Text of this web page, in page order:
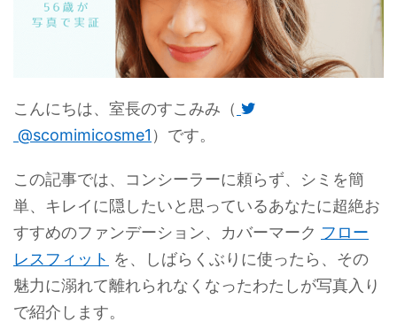
こんにちは、室長のすこみみ（
@scomimicosme1 ）です。
この記事では、コンシーラーに頼らず、シミを簡
単、キレイに隠したいと思っているあなたに超絶お
すすめのファンデーション、カバーマーク フロー
レスフィット を、しばらくぶりに使ったら、その
魅力に溺れて離れられなくなったわたしが写真入り
で紹介します。